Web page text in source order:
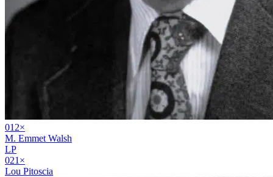
01 2×
M. Emmet Walsh
LP
021 ×
Lou Pitoscia